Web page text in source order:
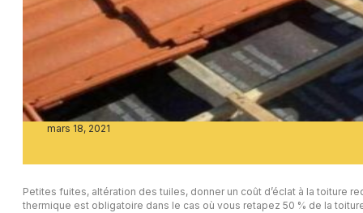
mars 18, 2021
Petites fuites, altération des tuiles, donner un coût d’éclat à la toiture
thermique est obligatoire dans le cas où vous retapez 50 % de la